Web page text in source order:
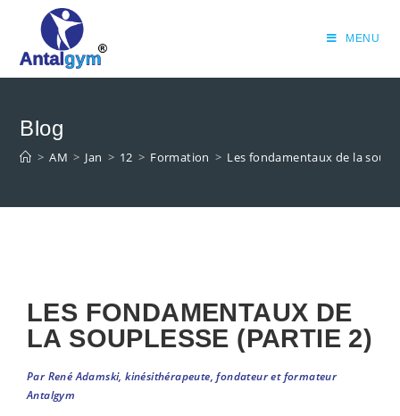
MENU
Blog
> AM > Jan > 12 > Formation > Les fondamentaux de la
LES FONDAMENTAUX DE
LA SOUPLESSE (PARTIE 2)
Par René Adamski, kinésithérapeute, fondateur et formateur
Antalgym